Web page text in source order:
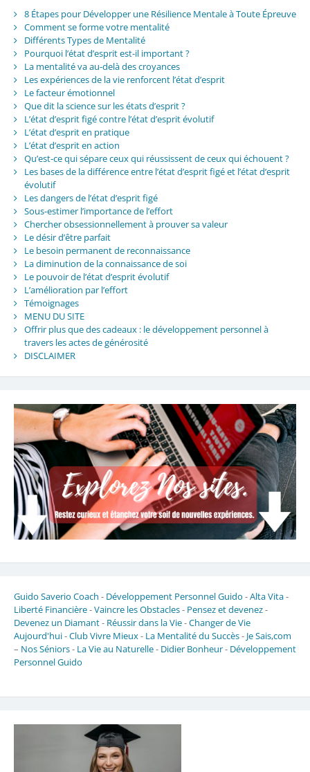
8 Étapes pour Développer une Résilience Mentale à Toute Épreuve
Comment se forme votre mentalité
Différents Types de Mentalité
Pourquoi l’état d’esprit est-il important ?
La mentalité va au-delà des croyances
Les expériences de la vie renforcent l’état d’esprit
Le facteur émotionnel
Que dit la science sur les états d’esprit ?
L’état d’esprit figé contre l’état d’esprit évolutif
L’état d’esprit en pratique
L’état d’esprit en action
Qu’est-ce qui sépare ceux qui réussissent de ceux qui échouent ?
Les bases de la différence entre l’état d’esprit figé et l’état d’esprit
évolutif
Les dangers de l’état d’esprit figé
Sous-estimer l’importance de l’effort
Chercher obsessionnellement à prouver sa valeur
Le désir d’être parfait
Le besoin permanent de reconnaissance
La diminution de la connaissance de soi
Le pouvoir de l’état d’esprit évolutif
L’amélioration par l’effort
Témoignages
MENU DU SITE
Offrir plus que des cadeaux : le développement personnel à
travers les actes de générosité
DISCLAIMER
Guido Saverio Coach - Développement Personnel Guido -Alta Vita-
Liberté Financière-Vaincre les Obstacles- Pensez et devenez-
Devenez un Diamant- Réussir dans la Vie-Changer de Vie
Aujourd'hui-Club Vivre Mieux- La Mentalité du Succès- Je Sais,com
– Nos Séniors- La Vie au Naturelle- Didier Bonheur- Développement
Personnel Guido